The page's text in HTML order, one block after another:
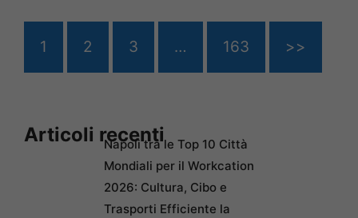
1 2 3 … 163 >>
Articoli recentiNapoli tra le Top 10 Città
Mondiali per il Workcation
2026: Cultura, Cibo e
Trasporti Efficiente la